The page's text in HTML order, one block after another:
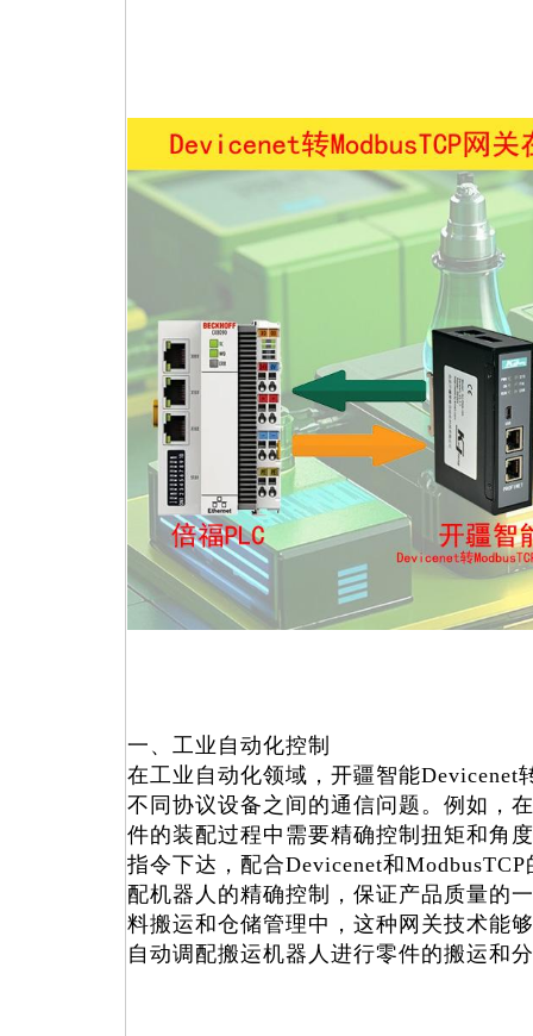
一、工业自动化控制
在工业自动化领域，开疆智能Devicenet
不同协议设备之间的通信问题。例如，
件的装配过程中需要精确控制扭矩和角
指令下达，配合Devicenet和
配机器人的精确控制，保证产品质量的
料搬运和仓储管理中，这种网关技术能
自动调配搬运机器人进行零件的搬运和